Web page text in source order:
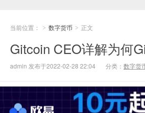
当前位置： > 数字货币 > 正文
Gitcoin CEO详解为何
admin 发布于2022-02-28 22:04 分类： 数字货